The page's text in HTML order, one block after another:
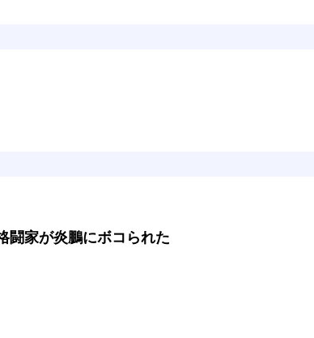
闘家が炎鵬にボコられた